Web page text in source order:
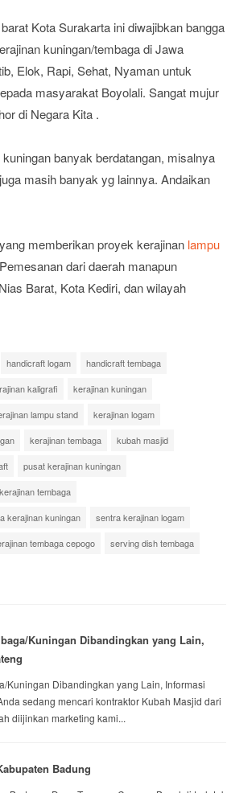
Kota Surakarta ini diwajibkan bangga
kuningan/tembaga di Jawa
Elok, Rapi, Sehat, Nyaman untuk
masyarakat Boyolali. Sangat mujur
di Negara Kita .
banyak berdatangan, misalnya
masih banyak yg lainnya. Andaikan
memberikan proyek kerajinan lampu
dari daerah manapun
Barat, Kota Kediri, dan wilayah
handicraft logam
handicraft tembaga
kaligrafi
kerajinan kuningan
lampu stand
kerajinan logam
kerajinan tembaga
kubah masjid
pusat kerajinan kuningan
tembaga
kerajinan kuningan
sentra kerajinan logam
tembaga cepogo serving dish tembaga
Kuningan Dibandingkan yang Lain,
Kuningan Dibandingkan yang Lain, Informasi
sedang mencari kontraktor Kubah Masjid dari
diijinkan marketing kami...
Badung